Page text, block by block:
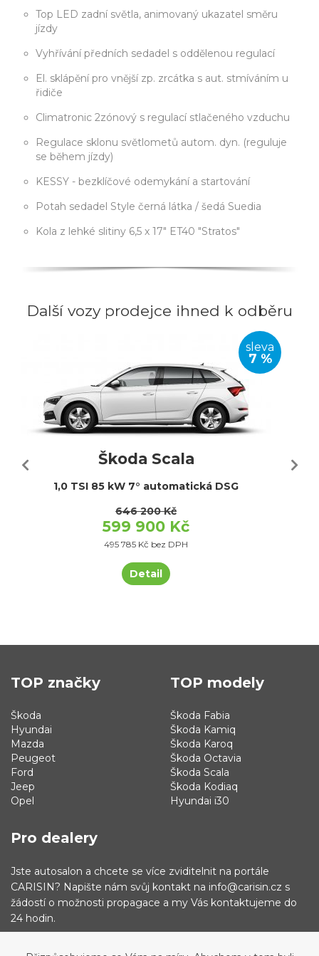
Top LED zadní světla, animovaný ukazatel směru
jízdy
Vyhřívání předních sedadel s oddělenou regulací
El. sklápění pro vnější zp. zrcátka s aut. stmíváním u
řidiče
Climatronic 2zónový s regulací stlačeného vzduchu
Regulace sklonu světlometů autom. dyn. (reguluje
se během jízdy)
KESSY - bezklíčové odemykání a startování
Potah sedadel Style černá látka / šedá Suedia
Kola z lehké slitiny 6,5 x 17" ET40 "Stratos"
Další vozy prodejce ihned k odběru
sleva
7 %
Škoda Scala
1,0 TSI 85 kW 7° automatická DSG
646 200 Kč
599 900 Kč
495 785 Kč bez DPH
Detail
TOP značky
Škoda
Hyundai
Mazda
Peugeot
Ford
Jeep
Opel
TOP modely
Škoda Fabia
Škoda Kamiq
Škoda Karoq
Škoda Octavia
Škoda Scala
Škoda Kodiaq
Hyundai i30
Pro dealery
Jste autosalon a chcete se více zviditelnit na portále
CARISIN? Napište nám svůj kontakt na info@carisin.cz s
žádostí o možnosti propagace a my Vás kontaktujeme do
24 hodin.